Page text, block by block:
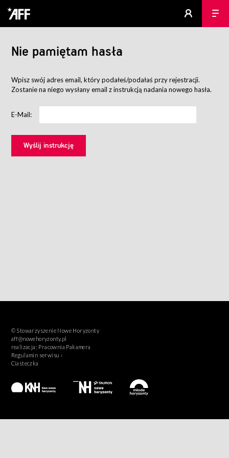
Nie pamiętam hasła
Wpisz swój adres email, który podałeś/podałaś przy rejestracji.
Zostanie na niego wysłany email z instrukcją nadania nowego hasła.
E-Mail:
© Stowarzyszenie Nowe Horyzonty
aff@nowehoryzonty.pl
realizacja: Pracownia Pakamera
Regulamin serwisu ›
Ciasteczka